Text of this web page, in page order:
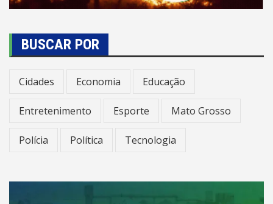
BUSCAR POR
Cidades Economia Educação
Entretenimento Esporte Mato Grosso
Polícia Política Tecnologia